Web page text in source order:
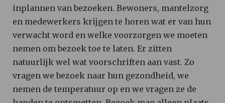
inplannen van bezoeken. Bewoners, mantelzorg
en medewerkers krijgen te horen wat er van hun
verwacht word en welke voorzorgen we moeten
nemen om bezoek toe te laten. Er zitten
natuurlijk wel wat voorschriften aan vast. Zo
vragen we bezoek naar hun gezondheid, we
nemen de temperatuur op en we vragen ze de